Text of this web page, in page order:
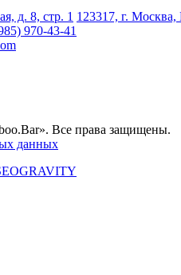
д. 8, стр. 1 123317, г. Москва,
970-43-41
Все права защищены.
данных